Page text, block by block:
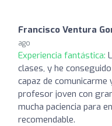
Francisco Ventura
ago
Experiencia fantástica:
clases, y he
capaz de comunicarme
profesor joven con
mucha paciencia para
recomendable.